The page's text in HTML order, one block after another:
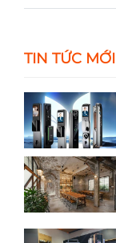
TIN TỨC MỚI